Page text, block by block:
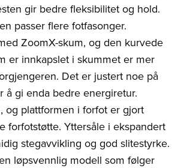
gir bedre fleksibilitet og hold.
passer flere fotfasonger.
ZoomX-skum, og den kurvede
er innkapslet i skummet er mer
Det er justert noe på
å gi enda bedre energiretur.
og plattformen i forfot er gjort
forfotstøtte. Yttersåle i ekspandert
stegavvikling og god slitestyrke.
løpsvennlig modell som følger